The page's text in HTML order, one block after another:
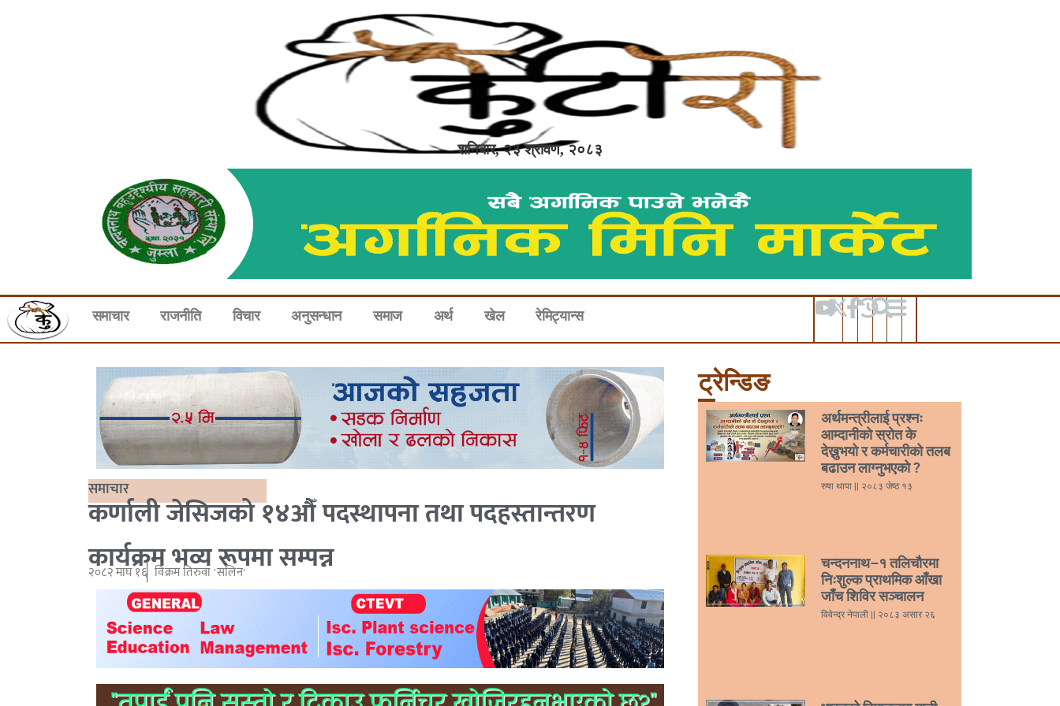
शनिबार, २३ श्रावण, २०८३
समाचार राजनीति विचार अनुसन्धान समाज अर्थ खेल रेमिट्यान्स
समाचार
कर्णाली जेसिजको १४औँ पदस्थापना तथा पदहस्तान्तरण
कार्यक्रम भव्य रूपमा सम्पन्न
२०८२ माघ १६ विक्रम तिरुवा 'सलिन'
ट्रेन्डिङ
अर्थमन्त्रीलाई प्रश्नः
आम्दानीको स्रोत के
देख्नुभयो र कर्मचारीको तलब
बढाउन लाग्नुभएको ?
रुषा थापा २०८३ जेष्ठ १३
चन्दननाथ–१ तलिचौरमा
निःशुल्क प्राथमिक आँखा
जाँच शिविर सञ्चालन
विवेन्द्र नेपाली २०८३ असार २६